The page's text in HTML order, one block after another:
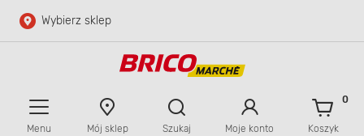
Przejdź do głównej zawartości
Wybierz sklep
Menu Mój sklep Szukaj Moje konto Koszyk
0